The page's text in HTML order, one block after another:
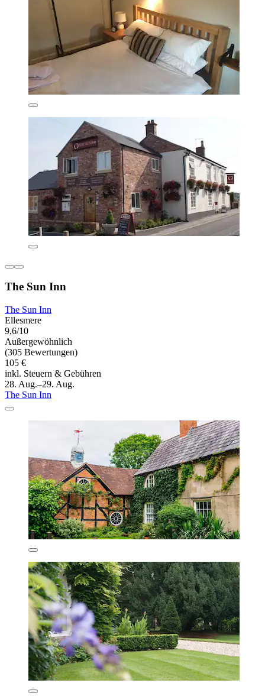
The Sun Inn
The Sun Inn
Ellesmere
9,6/10
Außergewöhnlich
(305 Bewertungen)
105 €
inkl. Steuern & Gebühren
28. Aug.–29. Aug.
The Sun Inn